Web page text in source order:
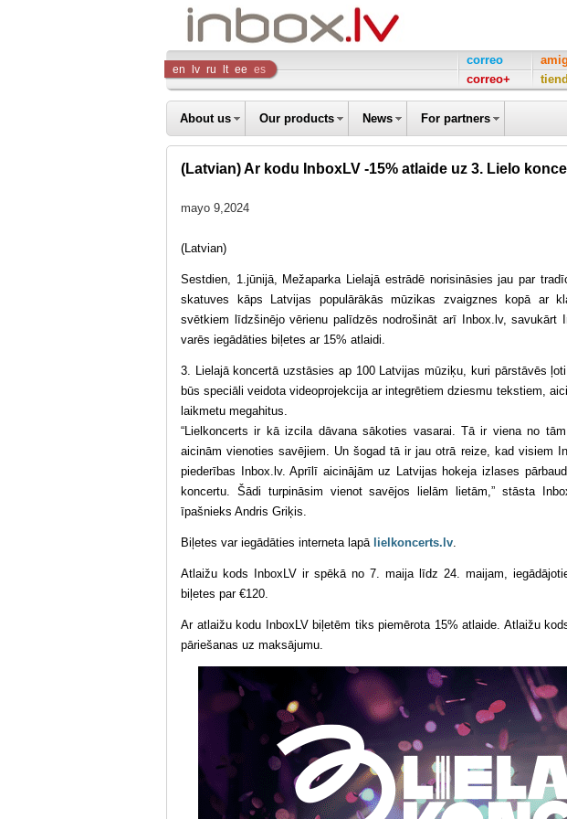
Inbox
Company
en lv ru lt ee es
correo
correo+
About us Our products News For partners
(Latvian) Ar kodu InboxLV -15% atlaide uz 3. Lielo
mayo 9,2024
(Latvian)
Sestdien, 1.jūnijā, Mežaparka Lielajā estrādē norisināsies jau par
skatuves kāps Latvijas populārākās mūzikas zvaigznes kopā ar
svētkiem līdzšinējo vērienu palīdzēs nodrošināt arī Inbox.lv, savukārt
varēs iegādāties biļetes ar 15% atlaidi.
3. Lielajā koncertā uzstāsies ap 100 Latvijas mūziķu, kuri pārstāvēs
būs speciāli veidota videoprojekcija ar integrētiem dziesmu tekstiem,
laikmetu megahitus.
“Lielkoncerts ir kā izcila dāvana sākoties vasarai. Tā ir viena no
aicinām vienoties savējiem. Un šogad tā ir jau otrā reize, kad visiem
piederības Inbox.lv. Aprīlī aicinājām uz Latvijas hokeja izlases
koncertu. Šādi turpināsim vienot savējos lielām lietām,” stāsta
īpašnieks Andris Griķis.
Biļetes var iegādāties interneta lapā lielkoncerts.lv.
Atlaižu kods InboxLV ir spēkā no 7. maija līdz 24. maijam,
biļetes par €120.
Ar atlaižu kodu InboxLV biļetēm tiks piemērota 15% atlaide. Atlaižu
pāriešanas uz maksājumu.